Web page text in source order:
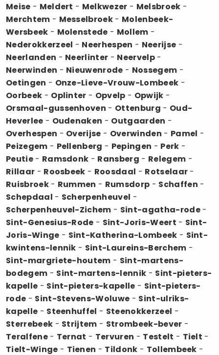
Meise - Meldert - Melkwezer - Melsbroek -
Merchtem - Messelbroek - Molenbeek-
Wersbeek - Molenstede - Mollem -
Nederokkerzeel - Neerhespen - Neerijse -
Neerlanden - Neerlinter - Neervelp-
Neerwinden - Nieuwenrode - Nossegem -
Oetingen - Onze-Lieve-Vrouw-Lombeek -
Oorbeek - Oplinter - Opvelp - Opwijk -
Orsmaal-gussenhoven - Ottenburg - Oud-
Heverlee - Oudenaken - Outgaarden -
Overhespen - Overijse - Overwinden - Pamel -
Peizegem - Pellenberg - Pepingen - Perk -
Peutie- Ramsdonk - Ransberg - Relegem -
Rillaar - Roosbeek - Roosdaal - Rotselaar -
Ruisbroek- Rummen - Rumsdorp - Schaffen -
Schepdaal - Scherpenheuvel -
Scherpenheuvel-Zichem - Sint-agatha-rode-
Sint-Genesius-Rode - Sint-Joris-Weert - Sint-
Joris-Winge - Sint-Katherina-Lombeek - Sint-
kwintens-lennik - Sint-Laureins-Berchem -
Sint-margriete-houtem - Sint-martens-
bodegem - Sint-martens-lennik - Sint-pieters-
kapelle - Sint-pieters-kapelle - Sint-pieters-
rode - Sint-Stevens-Woluwe - Sint-ulriks-
kapelle - Steenhuffel - Steenokkerzeel -
Sterrebeek - Strijtem - Strombeek-bever -
Teralfene- Ternat - Tervuren - Testelt - Tielt -
Tielt-Winge - Tienen - Tildonk - Tollembeek -